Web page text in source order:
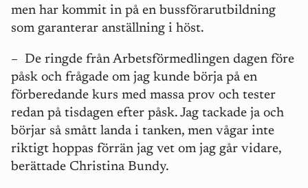
men har kommit in på en bussförarutbildning
som garanterar anställning i höst.
– De ringde från Arbetsförmedlingen dagen före
påsk och frågade om jag kunde börja på en
förberedande kurs med massa prov och tester
redan på tisdagen efter påsk. Jag tackade ja och
börjar så smått landa i tanken, men vågar inte
riktigt hoppas förrän jag vet om jag går vidare,
berättade Christina Bundy.